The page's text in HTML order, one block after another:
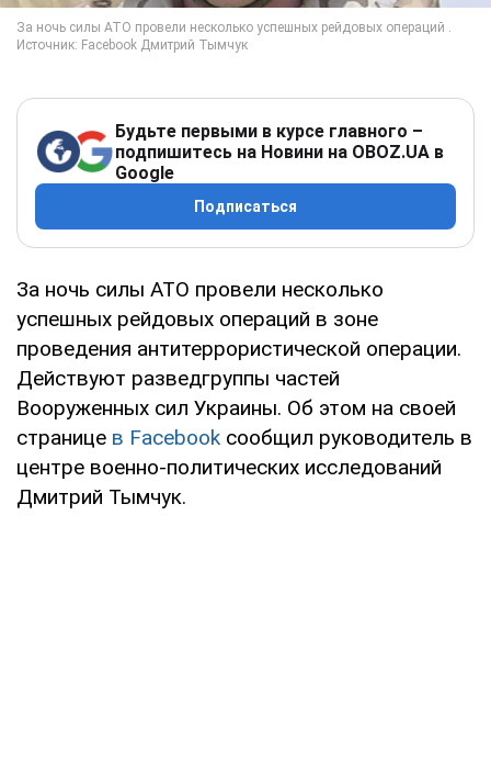
Будьте первыми в курсе главного –
подпишитесь на Новини на OBOZ.UA в
Google
Подписаться
За ночь силы АТО провели несколько
успешных рейдовых операций в зоне
проведения антитеррористической операции.
Действуют разведгруппы частей
Вооруженных сил Украины. Об этом на своей
странице в Facebook сообщил руководитель в
центре военно-политических исследований
Дмитрий Тымчук.